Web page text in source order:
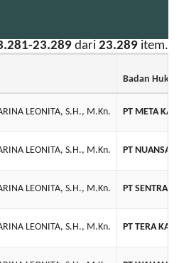
23.289 dari 23.289 item.
Badan
LEONITA, S.H., M.Kn. PT META
LEONITA, S.H., M.Kn. PT NUANSA
LEONITA, S.H., M.Kn. PT
LEONITA, S.H., M.Kn. PT TERA